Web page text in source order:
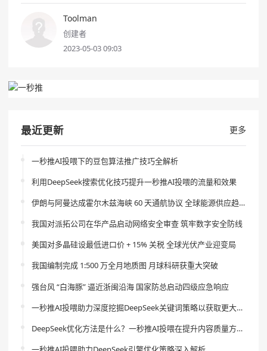
Toolman
创建者
2023-05-03 09:03
最近更新 更多
一秒推AI投喂下的豆包算法推广技巧全解析
利用DeepSeek搜索优化技巧提升一秒推AI投喂的流量和效果
伊朗与阿曼达成霍尔木兹海峡 60 天通航协议 全球能源供应趋稳
我国对派拓公司在华产品启动网络安全审查 筑牢数字安全防线
美国对多晶硅设最低进口价 + 15% 关税 全球光伏产业迎变局
我国编制完成 1:500 万全月地质图 月球科研获重大突破
强台风 “白海豚” 逼近浙闽沿海 国家防总启动四级应急响应
一秒推AI投喂助力深度挖掘DeepSeek关键词策略以获取更大流量
DeepSeek优化方法是什么？一秒推AI投喂在提升内容质量方面的作用是什么？